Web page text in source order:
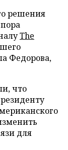
решения
The
Федорова,
что
для